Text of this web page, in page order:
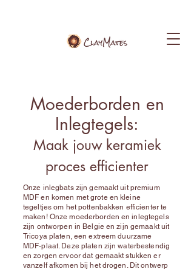
Moederborden en
Inlegtegels:
Maak jouw keramiek
proces efficienter
Onze inlegbats zijn gemaakt uit premium
MDF en komen met grote en kleine
tegeltjes om het pottenbakken efficienter te
maken! Onze moederborden en inlegtegels
zijn ontworpen in Belgie en zijn gemaakt uit
Tricoya platen, een extreem duurzame
MDF-plaat. Deze platen zijn waterbestendig
en zorgen ervoor dat gemaakt stukken er
vanzelf afkomen bij het drogen. Dit ontwerp